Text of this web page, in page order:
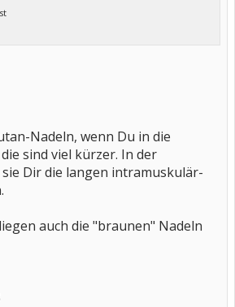
Nadeln, wenn Du in die
sind viel kürzer. In der
Dir die langen intramuskulär-
auch die "braunen" Nadeln